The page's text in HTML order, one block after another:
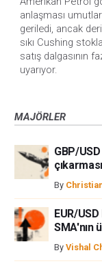
anlaşması
geriledi, ancak
sıkı Cushing
satış dalgasının
uyarıyor.
MAJÖRLER
GBP/
By
EUR/
SMA'nın
By Vishal